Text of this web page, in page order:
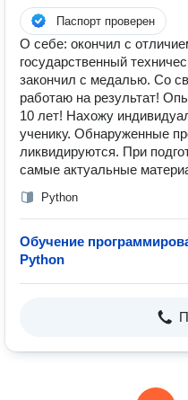
Паспорт проверен
О себе: окончил с
государственный
закончил с медалью. Со
работаю на результат!
10 лет! Нахожу
ученику. Обнаруженные
ликвидируются. При
самые актуальные
Python
Обучение
Python